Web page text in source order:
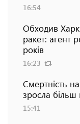
16:54
Обходив
ракет: агент
років
16:23
Смертність
зросла більш
15:41